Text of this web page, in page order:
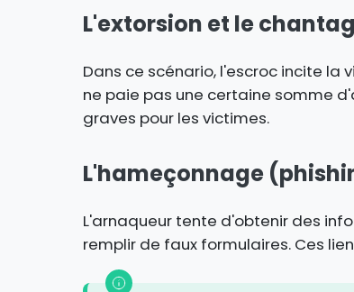
L'extorsion et le
Dans ce scénario, l'escroc incite
ne paie pas une certaine somme
graves pour les victimes.
L'hameçonnage
L'arnaqueur tente d'obtenir des
remplir de faux formulaires. Ces